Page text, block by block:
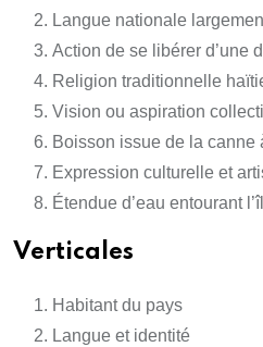
Langue nationale
Action de se libérer d’une
Religion traditionnelle
Vision ou aspiration
Boisson issue de la canne
Expression culturelle et
Étendue d’eau entourant
Verticales
Habitant du pays
Langue et identité